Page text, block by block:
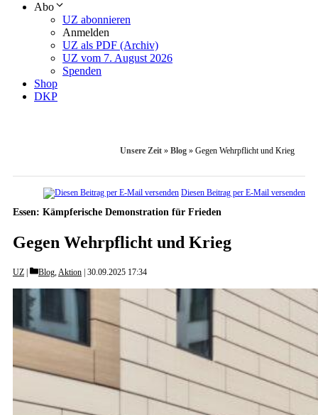
Abo
UZ abonnieren
Anmelden
UZ als PDF (Archiv)
UZ vom 7. August 2026
Spenden
Shop
DKP
Unsere Zeit » Blog » Gegen Wehrpflicht und Krieg
Diesen Beitrag per E-Mail versenden
Essen: Kämpferische Demonstration für Frieden
Gegen Wehrpflicht und Krieg
UZ Categories
Blog,Aktion 30.09.2025 17:34